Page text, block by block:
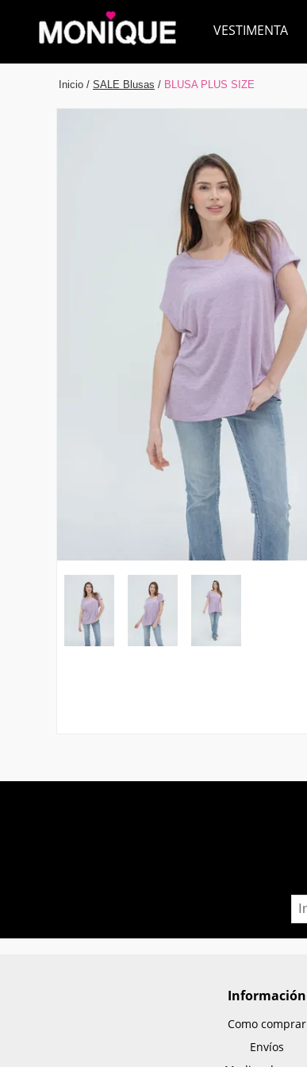
VESTIMENTA
Inicio / SALE Blusas / BLUSA PLUS SIZE
Información
Como comprar
Envíos